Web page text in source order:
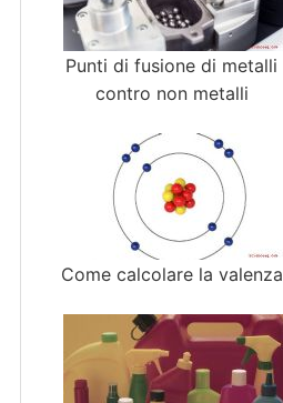
Punti di fusione di metalli
contro non metalli
Come calcolare la valenza